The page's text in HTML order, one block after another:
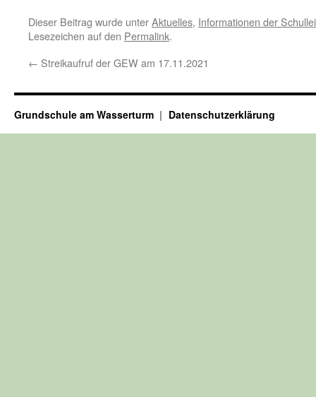
Dieser Beitrag wurde unterAktuelles, Informationen der
Lesezeichen auf den Permalink.
← Streikaufruf der GEW am 17.11.2021
Grundschule am Wasserturm Datenschutzerklärung